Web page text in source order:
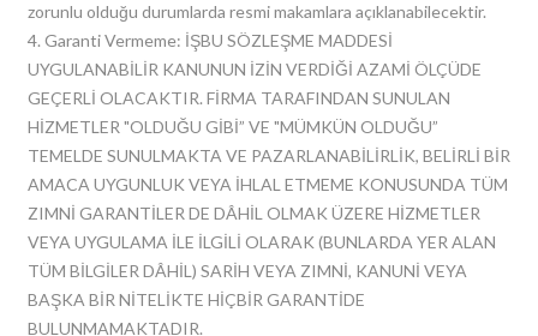
zorunlu olduğu durumlarda resmi makamlara açıklanabilecektir.
4. Garanti Vermeme: İŞBU SÖZLEŞME MADDESİ
UYGULANABİLİR KANUNUN İZİN VERDİĞİ AZAMİ ÖLÇÜDE
GEÇERLİ OLACAKTIR. FİRMA TARAFINDAN SUNULAN
HİZMETLER "OLDUĞU GİBİ” VE "MÜMKÜN OLDUĞU”
TEMELDE SUNULMAKTA VE PAZARLANABİLİRLİK, BELİRLİ BİR
AMACA UYGUNLUK VEYA İHLAL ETMEME KONUSUNDA TÜM
ZIMNİ GARANTİLER DE DÂHİL OLMAK ÜZERE HİZMETLER
VEYA UYGULAMA İLE İLGİLİ OLARAK (BUNLARDA YER ALAN
TÜM BİLGİLER DÂHİL) SARİH VEYA ZIMNİ, KANUNİ VEYA
BAŞKA BİR NİTELİKTE HİÇBİR GARANTİDE
BULUNMAMAKTADIR.